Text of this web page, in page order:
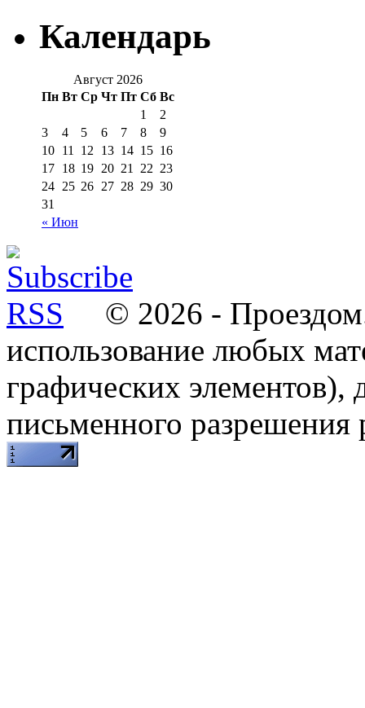
Календарь
Август 2026
Пн Вт Ср Чт Пт Сб Вс
« Июн
1
2
3
4 5 6 7 8
9
10 11 12 13 14 15 16
17 18 19 20 21 22 23
24 25 26 27 28 29 30
31
© 2026 -
использование любых
графических элементов),
письменного разрешения